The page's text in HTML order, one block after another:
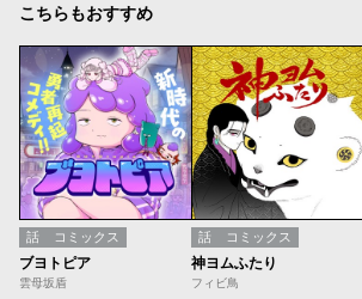
こちらもおすすめ
話 コミックス
ブヨトピア
雲母坂盾
話 コミックス
神ヨムふたり
フィビ鳥